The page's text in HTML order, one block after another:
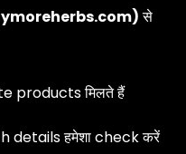
से
products मिलते हैं
details हमेशा check करें